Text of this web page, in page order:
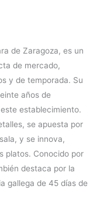
de Zaragoza, es un
de mercado,
y de temporada. Su
años de
establecimiento.
se apuesta por
y se innova,
platos. Conocido por
destaca por la
gallega de 45 días de